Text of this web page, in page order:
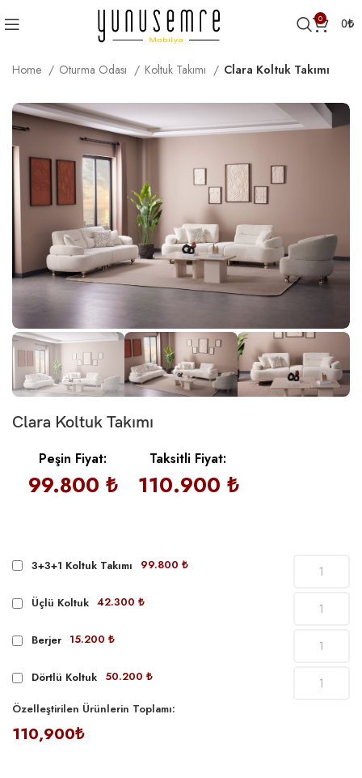
0 0₺
Home Oturma Odası Koltuk Takımı Clara Koltuk Takımı
Clara Koltuk Takımı
Peşin Fiyat:
99.800 ₺
Taksitli Fiyat:
110.900 ₺
3+3+1 Koltuk Takımı 99.800 ₺
Üçlü Koltuk 42.300 ₺
Berjer 15.200 ₺
Dörtlü Koltuk 50.200 ₺
Özelleştirilen Ürünlerin Toplamı:
110,900₺